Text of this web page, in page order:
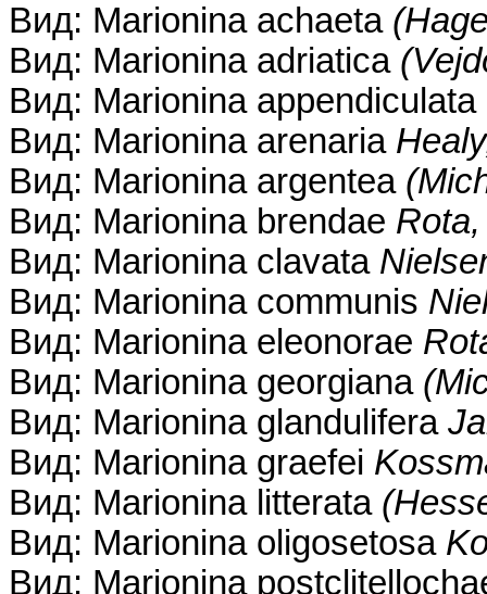
Вид: Marionina achaeta
Вид: Marionina adriatica
Вид: Marionina appendiculata
Вид: Marionina arenaria
Вид: Marionina argentea
Вид: Marionina brendae
Вид: Marionina clavata
Вид: Marionina communis
Вид: Marionina eleonorae
Вид: Marionina georgiana
Вид: Marionina glandulifera
Вид: Marionina graefei
Вид: Marionina litterata
Вид: Marionina oligosetosa
Вид: Marionina